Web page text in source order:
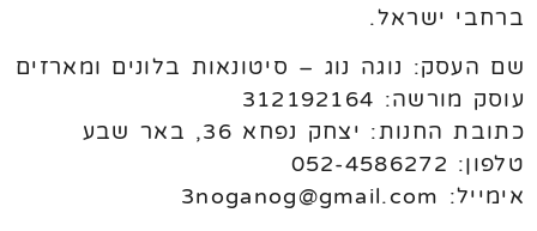
ברחבי ישראל.
שם העסק: נוגה נוג – סיטונאות בלונים ומארזים
עוסק מורשה: 312192164
כתובת החנות: יצחק נפחא 36, באר שבע
טלפון: 052-4586272
אימייל: 3noganog@gmail.com